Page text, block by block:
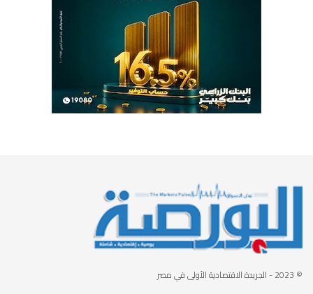
© 2023 - الجريدة الاقتصادية الأولى في مصر